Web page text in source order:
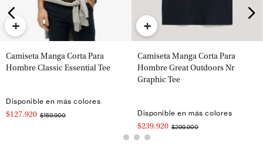
+
Camiseta Manga Corta Para
Hombre Classic Essential Tee
Disponible en más colores
$127.920 $159.900
+
Camiseta Manga Corta Para
Hombre Great Outdoors Nr
Graphic Tee
Disponible en más colores
$239.920 $299.900